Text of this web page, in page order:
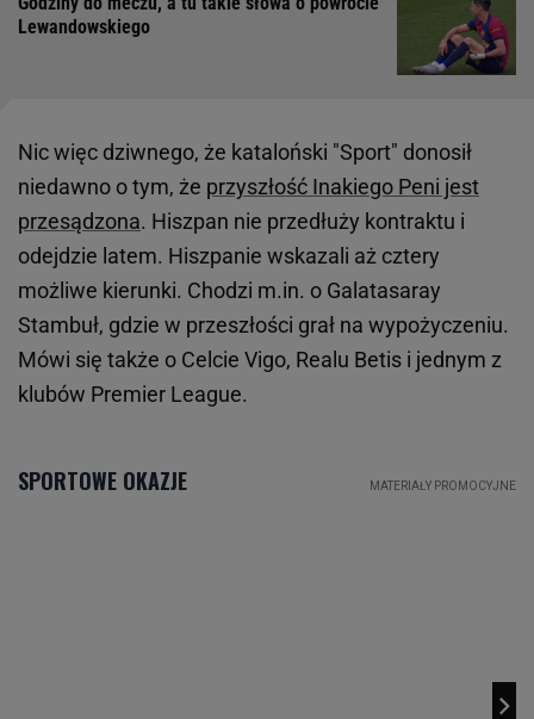
Lewandowskiego
Nic więc dziwnego, że kataloński "Sport" donosił
niedawno o tym, że przyszłość Inakiego Peni jest
przesądzona. Hiszpan nie przedłuży kontraktu i
odejdzie latem. Hiszpanie wskazali aż cztery
możliwe kierunki. Chodzi m.in. o Galatasaray
Stambuł, gdzie w przeszłości grał na wypożyczeniu.
Mówi się także o Celcie Vigo, Realu Betis i jednym z
klubów Premier League.